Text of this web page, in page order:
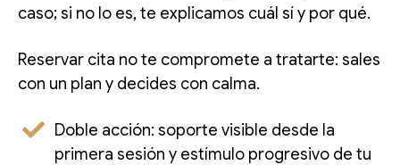
caso; si no lo es, te explicamos cuál sí y por qué.
Reservar cita no te compromete a tratarte: sales
con un plan y decides con calma.
Doble acción: soporte visible desde la
primera sesión y estímulo progresivo de tu